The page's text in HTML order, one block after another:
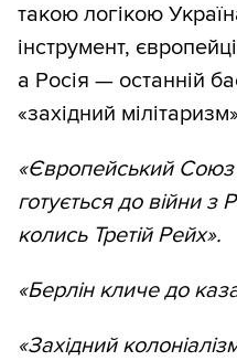
такою логікою
інструмент,
а Росія — останній
«західний
«Європейський Союз
готується до війни з
колись Третій Рейх».
«Берлін кличе до
«Західний